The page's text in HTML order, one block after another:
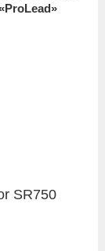
SR750